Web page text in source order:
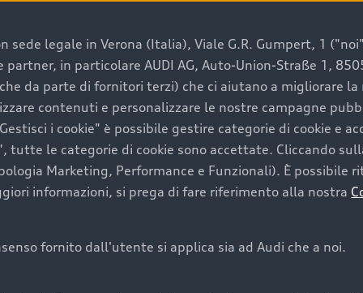
usata Audi
convenienza, affidabilità e sostenibilità. Per fare un
del marchio. Audi offre l’auto usata perfetta tramite
la tua prossima
sede legale in Verona (Italia), Viale G.R. Gumpert, 1
in particolare AUDI AG, Auto-Union-Straße 1,
da parte di fornitori terzi) che ci aiutano a migliorare
contenuti e personalizzare le nostre campagne
i cookie" è possibile gestire categorie di cookie e
le categorie di cookie sono accettate. Cliccando
Marketing, Performance e Funzionali). È possibile
informazioni, si prega di fare riferimento alla nostra
fornito dall'utente si applica sia ad Audi che a noi.